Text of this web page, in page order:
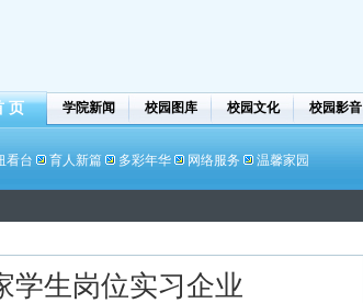
页 学院新闻 校园图库 校园文化 校园影音
看台 育人新篇 多彩年华 网络服务 温馨家园
学生岗位实习企业